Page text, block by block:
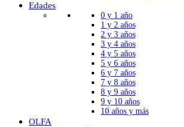
Edades
0 y 1 año
1 y 2 años
2 y 3 años
3 y 4 años
4 y 5 años
5 y 6 años
6 y 7 años
7 y 8 años
8 y 9 años
9 y 10 años
10 años y más
OLFA